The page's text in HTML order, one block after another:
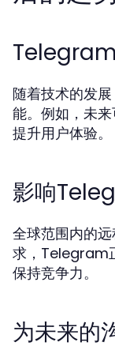
随着技术的发
能。例如，未
提升用户体验。
影响
全球范围内的
求，Telegram
保持竞争力。
为未来的